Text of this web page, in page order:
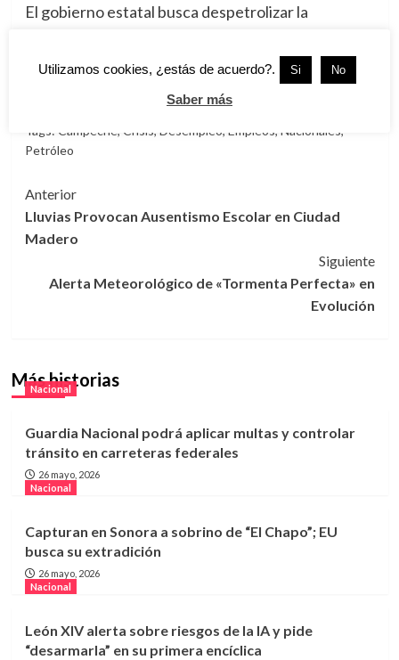
El gobierno estatal busca despetrolizar la
menos 100 mil hectáreas de palma africana, y
Tags: Campeche, Crisis, Desempleo, Empleos, Nacionales,
Petróleo
Navegación
de
entradas
Anterior
Lluvias Provocan Ausentismo Escolar en Ciudad
Madero
Siguiente
Alerta Meteorológico de «Tormenta Perfecta» en
Evolución
Más historias
Nacional
Guardia Nacional podrá aplicar multas y controlar
tránsito en carreteras federales
26 mayo, 2026
Nacional
Capturan en Sonora a sobrino de “El Chapo”; EU
busca su extradición
26 mayo, 2026
Nacional
León XIV alerta sobre riesgos de la IA y pide
“desarmarla” en su primera encíclica
Utilizamos cookies, ¿estás de acuerdo?. Si No
Saber más